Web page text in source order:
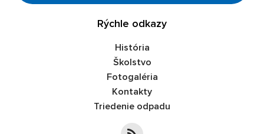
Rýchle odkazy
História
Školstvo
Fotogaléria
Kontakty
Triedenie odpadu